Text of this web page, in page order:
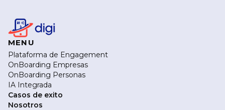
MENU
Plataforma de Engagement
OnBoarding Empresas
OnBoarding Personas
IA Integrada
Casos de exito
Nosotros